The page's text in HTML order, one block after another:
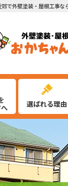
で外壁塗装・屋根工事な
選ばれる理由